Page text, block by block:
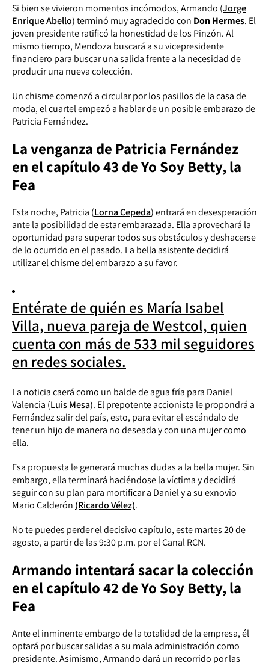
Si bien se vivieron momentos incómodos, Armando (Jorge
Enrique Abello) terminó muy agradecido con Don Hermes. El
joven presidente ratificó la honestidad de los Pinzón. Al
mismo tiempo, Mendoza buscará a su vicepresidente
financiero para buscar una salida frente a la necesidad de
producir una nueva colección.
Un chisme comenzó a circular por los pasillos de la casa de
moda, el cuartel empezó a hablar de un posible embarazo de
Patricia Fernández.
La venganza de Patricia Fernández
en el capítulo 43 de Yo Soy Betty, la
Fea
Esta noche, Patricia (Lorna Cepeda) entrará en desesperación
ante la posibilidad de estar embarazada. Ella aprovechará la
oportunidad para superar todos sus obstáculos y deshacerse
de lo ocurrido en el pasado. La bella asistente decidirá
utilizar el chisme del embarazo a su favor.
Entérate de quién es María Isabel
Villa, nueva pareja de Westcol, quien
cuenta con más de 533 mil seguidores
en redes sociales.
La noticia caerá como un balde de agua fría para Daniel
Valencia (Luis Mesa). El prepotente accionista le propondrá a
Fernández salir del país, esto, para evitar el escándalo de
tener un hijo de manera no deseada y con una mujer como
ella.
Esa propuesta le generará muchas dudas a la bella mujer. Sin
embargo, ella terminará haciéndose la víctima y decidirá
seguir con su plan para mortificar a Daniel y a su exnovio
Mario Calderón (Ricardo Vélez).
No te puedes perder el decisivo capítulo, este martes 20 de
agosto, a partir de las 9:30 p.m. por el Canal RCN.
Armando intentará sacar la colección
en el capítulo 42 de Yo Soy Betty, la
Fea
Ante el inminente embargo de la totalidad de la empresa, él
optará por buscar salidas a su mala administración como
presidente. Asimismo, Armando dará un recorrido por las